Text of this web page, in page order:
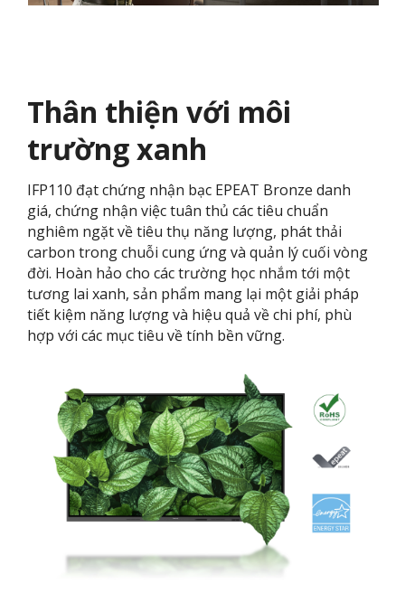
Thân thiện với môi
trường xanh
IFP110 đạt chứng nhận bạc EPEAT Bronze danh
giá, chứng nhận việc tuân thủ các tiêu chuẩn
nghiêm ngặt về tiêu thụ năng lượng, phát thải
carbon trong chuỗi cung ứng và quản lý cuối vòng
đời. Hoàn hảo cho các trường học nhắm tới một
tương lai xanh, sản phẩm mang lại một giải pháp
tiết kiệm năng lượng và hiệu quả về chi phí, phù
hợp với các mục tiêu về tính bền vững.